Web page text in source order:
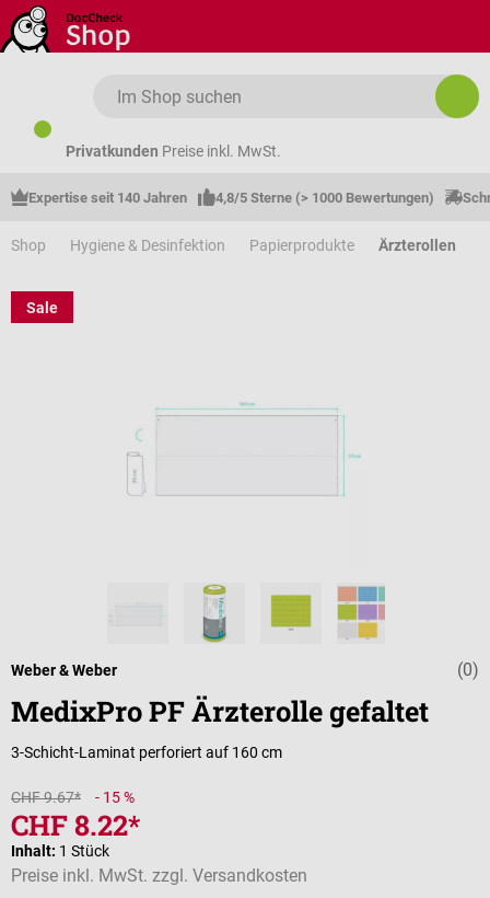
Zum Hauptinhalt springen
Privatkunden Preise inkl. MwSt.
Expertise seit 140 Jahren 4,8/5 Sterne (> 1000 Bewertungen)
Shop Hygiene & Desinfektion Papierprodukte Ärzterollen
Sale
(0)
Weber & Weber
MedixPro PF Ärzterolle gefaltet
3-Schicht-Laminat perforiert auf 160 cm
CHF 9.67* - 15 %
CHF 8.22*
Inhalt: 1 Stück
Preise inkl. MwSt. zzgl. Versandkosten